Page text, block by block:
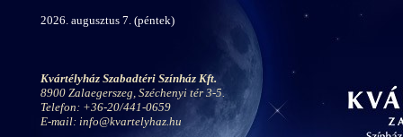
2026. augusztus 7. (péntek)
Kvártélyház Szabadtéri Színház Kft.
8900 Zalaegerszeg, Széchenyi tér 3-5.
Telefon: +36-20/441-0659
E-mail: info@kvartelyhaz.hu